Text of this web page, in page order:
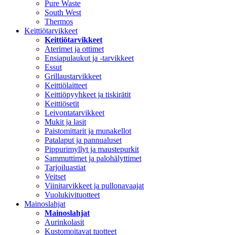
Pure Waste
South West
Thermos
Keittiötarvikkeet
Keittiötarvikkeet
Aterimet ja ottimet
Ensiapulaukut ja -tarvikkeet
Essut
Grillaustarvikkeet
Keittiölaitteet
Keittiöpyyhkeet ja tiskirätit
Keittiösetit
Leivontatarvikkeet
Mukit ja lasit
Paistomittarit ja munakellot
Patalaput ja pannualuset
Pippurimyllyt ja maustepurkit
Sammuttimet ja palohälyttimet
Tarjoiluastiat
Veitset
Viinitarvikkeet ja pullonavaajat
Vuolukivituotteet
Mainoslahjat
Mainoslahjat
Aurinkolasit
Kustomoitavat tuotteet